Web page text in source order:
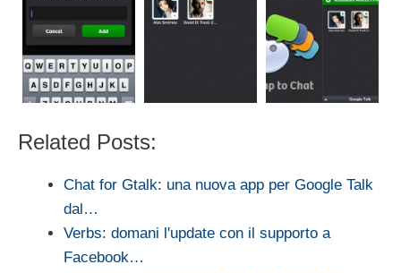
Related Posts:
Chat for Gtalk: una nuova app per Google Talk
dal…
Verbs: domani l'update con il supporto a
Facebook…